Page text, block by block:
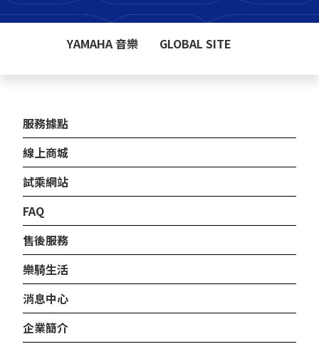
YAMAHA 音樂 GLOBAL SITE
服務據點
線上商城
試乘網站
FAQ
售後服務
樂騎生活
消息中心
企業簡介